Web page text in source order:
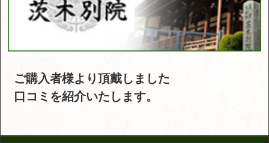
ご購入者様より頂戴しました
口コミを紹介いたします。